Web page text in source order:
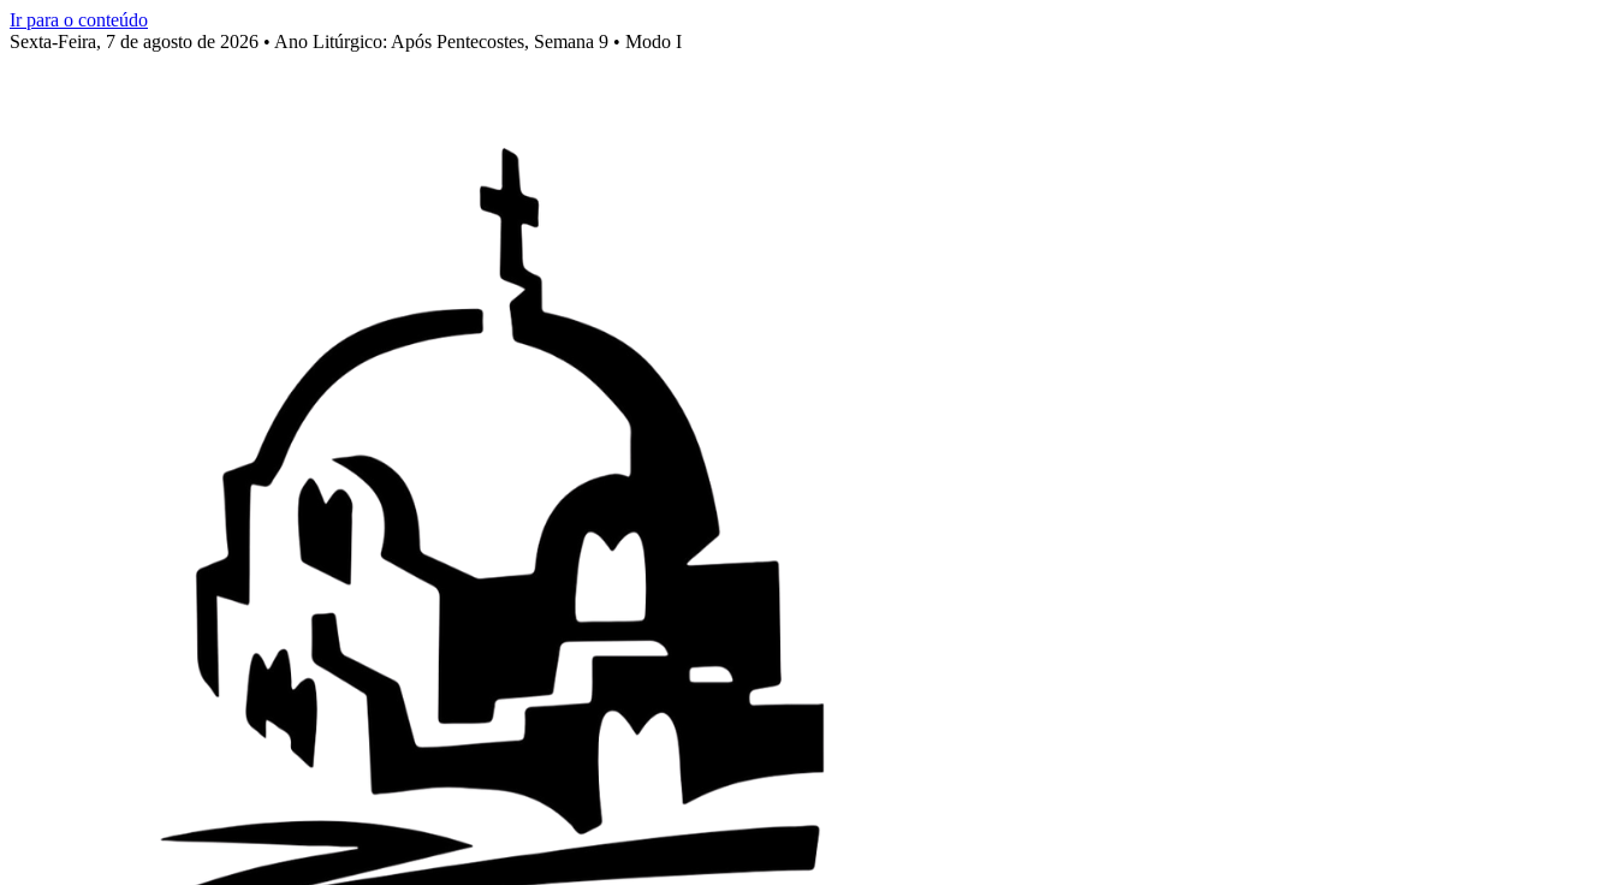
Ir para o conteúdo
Sexta-Feira, 7 de agosto de 2026 • Ano Litúrgico: Após Pentecostes, Semana 9 • Modo I